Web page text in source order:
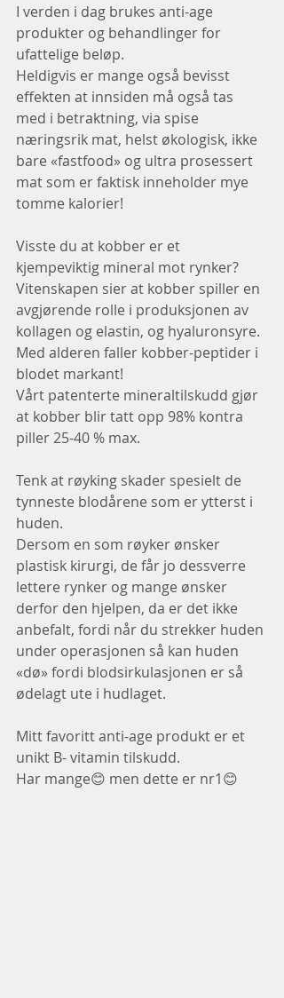
I verden i dag brukes anti-age
produkter og behandlinger for
ufattelige beløp.
Heldigvis er mange også bevisst
effekten at innsiden må også tas
med i betraktning, via spise
næringsrik mat, helst økologisk, ikke
bare «fastfood» og ultra prosessert
mat som er faktisk inneholder mye
tomme kalorier!
Visste du at kobber er et
kjempeviktig mineral mot rynker?
Vitenskapen sier at kobber spiller en
avgjørende rolle i produksjonen av
kollagen og elastin, og hyaluronsyre.
Med alderen faller kobber-peptider i
blodet markant!
Vårt patenterte mineraltilskudd gjør
at kobber blir tatt opp 98% kontra
piller 25-40 % max.
Tenk at røyking skader spesielt de
tynneste blodårene som er ytterst i
huden.
Dersom en som røyker ønsker
plastisk kirurgi, de får jo dessverre
lettere rynker og mange ønsker
derfor den hjelpen, da er det ikke
anbefalt, fordi når du strekker huden
under operasjonen så kan huden
«dø» fordi blodsirkulasjonen er så
ødelagt ute i hudlaget.
Mitt favoritt anti-age produkt er et
unikt B- vitamin tilskudd.
Har mange😊 men dette er nr1😊